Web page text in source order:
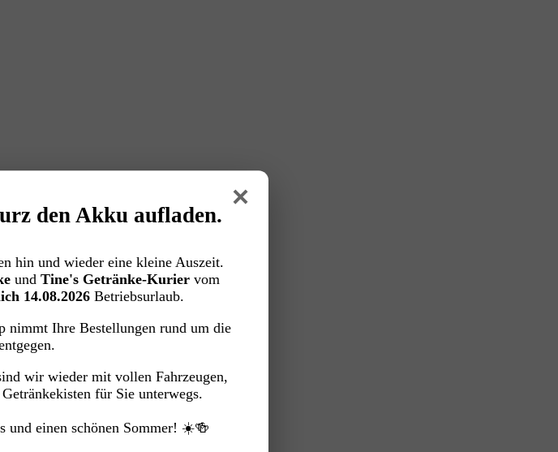
×
den Akku aufladen.
hin und wieder eine kleine Auszeit.
und Tine's Getränke-Kuriervom
14.08.2026Betriebsurlaub.
nimmt Ihre Bestellungen rund um die
wir wieder mit vollen Fahrzeugen,
für Sie unterwegs.
und einen schönen Sommer! ☀️🍻